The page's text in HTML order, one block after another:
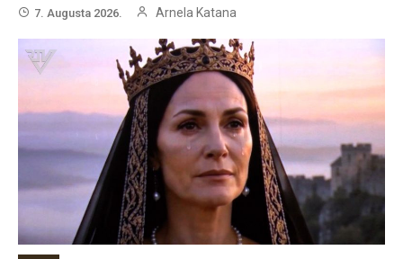
7. Augusta 2026. Arnela Katana